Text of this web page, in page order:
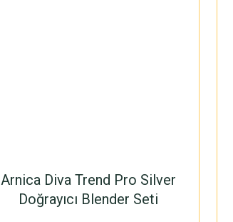
Arnica Diva Trend Pro Silver
Doğrayıcı Blender Seti